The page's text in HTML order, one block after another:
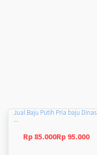
Jual Baju Putih Pria baju Dinas
...
Rp 85.000Rp 95.000